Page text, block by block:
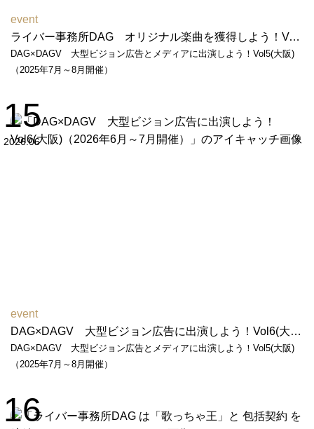
event
ライバー事務所DAG オリジナル楽曲を獲得しよう！Vol２（2026年2月～3月開催）
DAG×DAGV 大型ビジョン広告とメディアに出演しよう！Vol5(大阪)
（2025年7月～8月開催）
15
2026.06
event
DAG×DAGV 大型ビジョン広告に出演しよう！Vol6(大阪)（2026年6月～7月開催）
DAG×DAGV 大型ビジョン広告とメディアに出演しよう！Vol5(大阪)
（2025年7月～8月開催）
16